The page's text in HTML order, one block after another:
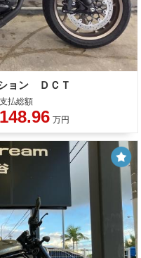
ョン ＤＣＴ
支払総額
148.96 万円